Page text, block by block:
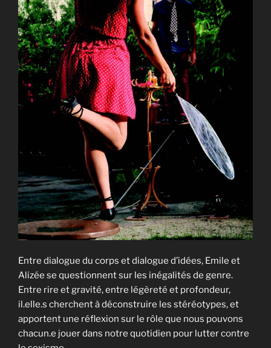
Entre dialogue du corps et dialogue d’idées, Emile et
Alizée se questionnent sur les inégalités de genre.
Entre rire et gravité, entre légèreté et profondeur,
il.elle.s cherchent à déconstruire les stéréotypes, et
apportent une réflexion sur le rôle que nous pouvons
chacun.e jouer dans notre quotidien pour lutter contre